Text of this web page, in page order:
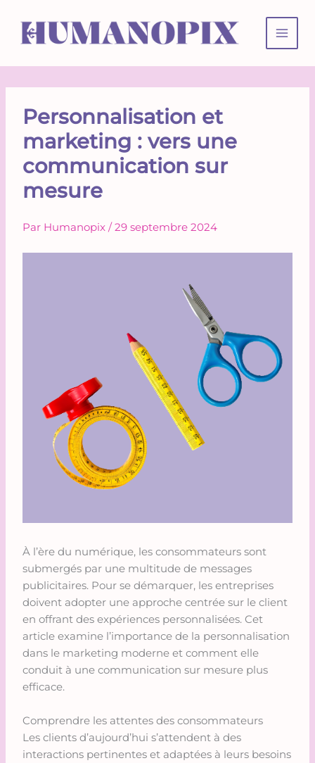
contenu
Personnalisation et
marketing : vers une
communication sur
mesure
Par Humanopix /29 septembre 2024
À l’ère du numérique, les consommateurs sont
submergés par une multitude de messages
publicitaires. Pour se démarquer, les entreprises
doivent adopter une approche centrée sur le client
en offrant des expériences personnalisées. Cet
article examine l’importance de la personnalisation
dans le marketing moderne et comment elle
conduit à une communication sur mesure plus
efficace.
Comprendre les attentes des consommateurs
Les clients d’aujourd’hui s’attendent à des
interactions pertinentes et adaptées à leurs besoins